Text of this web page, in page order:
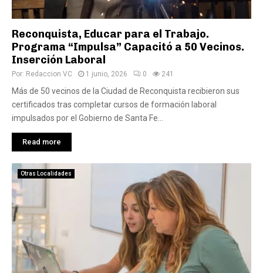
Reconquista, Educar para el Trabajo.
Programa “Impulsa” Capacitó a 50 Vecinos.
Inserción Laboral
Por: Redaccion VC 1 junio, 2026 0 241
Más de 50 vecinos de la Ciudad de Reconquista recibieron sus
certificados tras completar cursos de formación laboral
impulsados por el Gobierno de Santa Fe...
Read more
Otras Localidades